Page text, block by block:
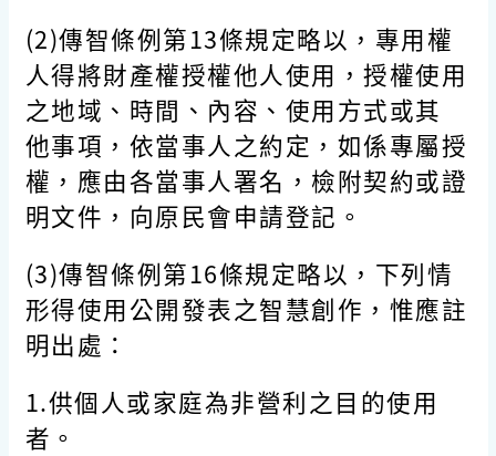
(2)傳智條例第13條規定略以，專用權
人得將財產權授權他人使用，授權使用
之地域、時間、內容、使用方式或其
他事項，依當事人之約定，如係專屬授
權，應由各當事人署名，檢附契約或證
明文件，向原民會申請登記。
(3)傳智條例第16條規定略以，下列情
形得使用公開發表之智慧創作，惟應註
明出處：
1.供個人或家庭為非營利之目的使用
者。